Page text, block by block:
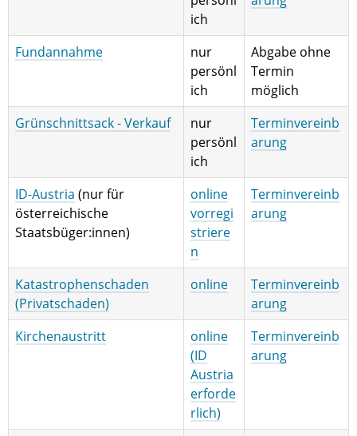
ich
Fundannahme
nur
persönl
ich
Abgabe ohne
Termin
möglich
Grünschnittsack - Verkauf
nur
persönl
ich
Terminvereinb
arung
ID-Austria (nur für
österreichische
Staatsbüger:innen)
online
vorregi
striere
n
Terminvereinb
arung
Katastrophenschaden
(Privatschaden)
online
Terminvereinb
arung
Kirchenaustritt
online
(ID
Austria
erforde
rlich)
Terminvereinb
arung